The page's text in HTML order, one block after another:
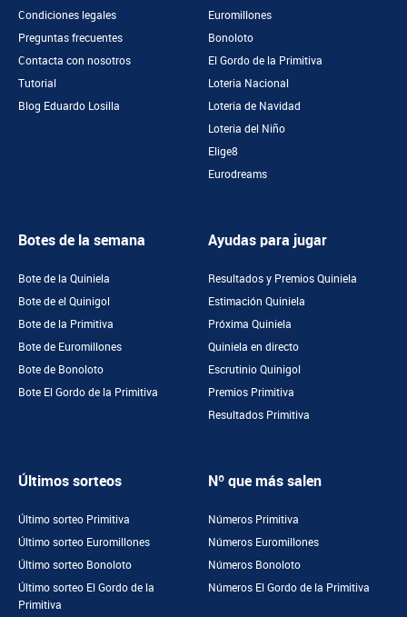
Condiciones legales
Preguntas frecuentes
Contacta con nosotros
Tutorial
Blog Eduardo Losilla
Euromillones
Bonoloto
El Gordo de la Primitiva
Loteria Nacional
Loteria de Navidad
Loteria del Niño
Elige8
Eurodreams
Botes de la semana
Bote de la Quiniela
Bote de el Quinigol
Bote de la Primitiva
Bote de Euromillones
Bote de Bonoloto
Bote El Gordo de la Primitiva
Ayudas para jugar
Resultados y Premios Quiniela
Estimación Quiniela
Próxima Quiniela
Quiniela en directo
Escrutinio Quinigol
Premios Primitiva
Resultados Primitiva
Últimos sorteos
Último sorteo Primitiva
Último sorteo Euromillones
Último sorteo Bonoloto
Último sorteo El Gordo de la
Primitiva
Nº que más salen
Números Primitiva
Números Euromillones
Números Bonoloto
Números El Gordo de la Primitiva